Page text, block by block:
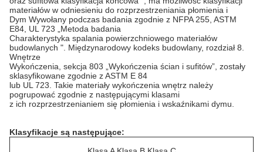
materiałów w odniesieniu do rozprzestrzeniania płomienia i
Dym Wywołany podczas badania zgodnie z NFPA 255, ASTM
E84, UL 723 „Metoda badania
Charakterystyka spalania powierzchniowego materiałów
budowlanych ". Międzynarodowy kodeks budowlany, rozdział 8.
Wnętrze
Wykończenia, sekcja 803 „Wykończenia ścian i sufitów”, zostały
sklasyfikowane zgodnie z ASTM E 84
lub UL 723. Takie materiały wykończenia wnętrz należy
pogrupować zgodnie z następującymi klasami
z ich rozprzestrzenianiem się płomienia i wskaźnikami dymu.
Klasyfikacje są następujące: